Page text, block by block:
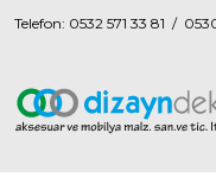
Telefon: 0532 571 33 81 /